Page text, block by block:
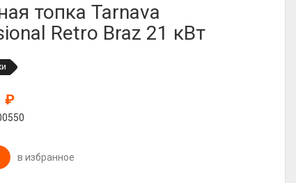
топка Tarnava
Retro Braz 21 кВт
₽
в избранное